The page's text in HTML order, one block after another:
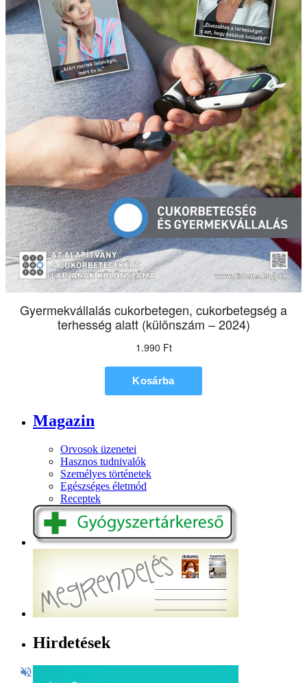
Magazin
Orvosok üzenetei
Hasznos tudnivalók
Személyes történetek
Egészséges életmód
Receptek
Hirdetések